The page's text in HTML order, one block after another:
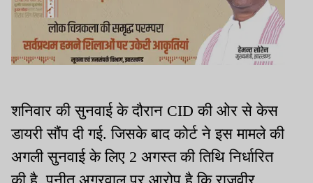
शनिवार की सुनवाई के दौरान CID की ओर से केस
डायरी सौंप दी गई. जिसके बाद कोर्ट ने इस मामले की
अगली सुनवाई के लिए 2 अगस्त की तिथि निर्धारित